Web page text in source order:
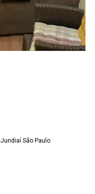
Jundiaí São Paulo